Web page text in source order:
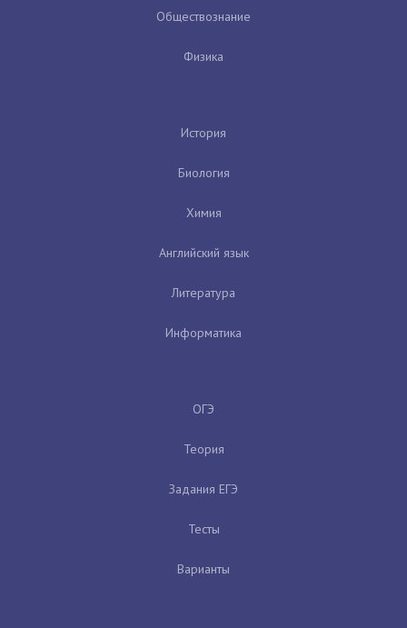
Обществознание
Физика
История
Биология
Химия
Английский язык
Литература
Информатика
ОГЭ
Теория
Задания ЕГЭ
Тесты
Варианты